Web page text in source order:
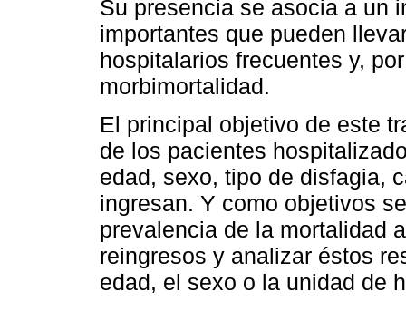
Su presencia se asocia a un
importantes que pueden
hospitalarios frecuentes y,
morbimortalidad.
El principal objetivo de este
de los pacientes
edad, sexo, tipo de disfagia,
ingresan. Y como objetivos
prevalencia de la mortalidad
reingresos y analizar éstos
edad, el sexo o la unidad de